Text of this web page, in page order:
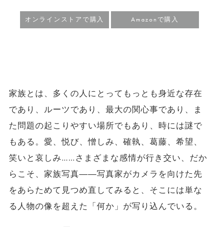
オンラインストアで購入 Amazonで購入
家族とは、多くの人にとってもっとも身近な存在
であり、ルーツであり、最大の関心事であり、ま
た問題の起こりやすい場所でもあり、時には謎で
もある。愛、悦び、憎しみ、確執、葛藤、希望、
笑いと哀しみ……さまざまな感情が行き交い、だか
らこそ、家族写真――写真家がカメラを向けた先
をあらためて見つめ直してみると、そこには単な
る人物の像を超えた「何か」が写り込んでいる。